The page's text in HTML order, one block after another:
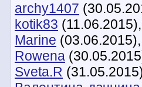
archy1407
kotik83
Marine
Rowena
Sveta.R